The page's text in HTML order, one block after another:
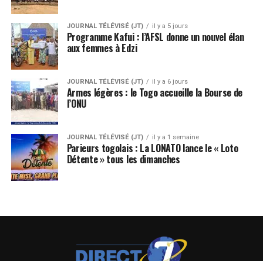
JOURNAL TÉLÉVISÉ (JT) il y a 5 jours
Programme Kafui : l’AFSL donne un nouvel élan
aux femmes à Edzi
JOURNAL TÉLÉVISÉ (JT) il y a 6 jours
Armes légères : le Togo accueille la Bourse de
l’ONU
JOURNAL TÉLÉVISÉ (JT) il y a 1 semaine
Parieurs togolais : La LONATO lance le « Loto
Détente » tous les dimanches